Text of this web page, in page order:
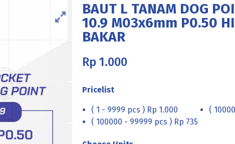
BAUT L TANAM DOG
10.9 M03x6mm P0.50
BAKAR
Rp 1.000
Pricelist
( 1 - 9999 pcs ) Rp 1.000
(
( 100000 - 99999 pcs ) Rp 735